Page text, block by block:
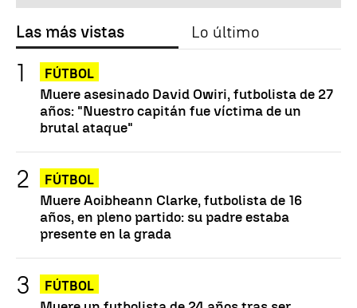
Las más vistas Lo último
FÚTBOL
Muere asesinado David Owiri, futbolista de 27
años: "Nuestro capitán fue víctima de un
brutal ataque"
FÚTBOL
Muere Aoibheann Clarke, futbolista de 16
años, en pleno partido: su padre estaba
presente en la grada
FÚTBOL